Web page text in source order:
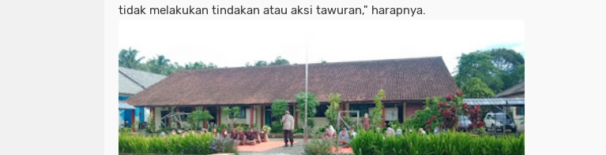
tidak melakukan tindakan atau aksi tawuran," harapnya.